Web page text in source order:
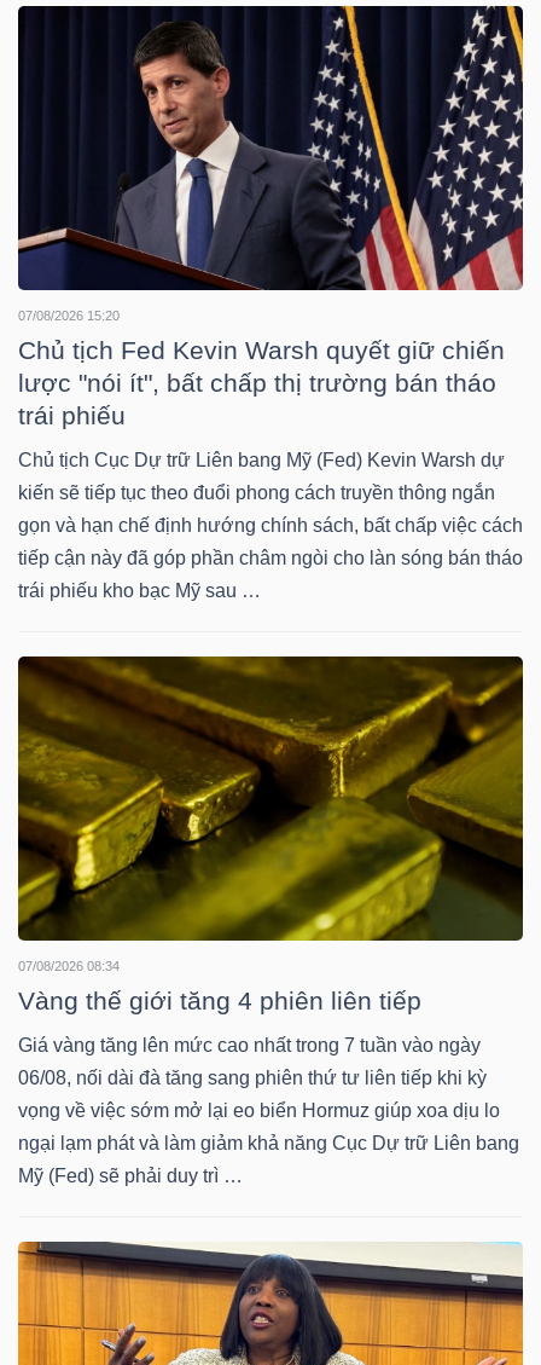
07/08/2026 15:20
Chủ tịch Fed Kevin Warsh quyết giữ chiến
lược "nói ít", bất chấp thị trường bán tháo
trái phiếu
Chủ tịch Cục Dự trữ Liên bang Mỹ (Fed) Kevin Warsh dự
kiến sẽ tiếp tục theo đuổi phong cách truyền thông ngắn
gọn và hạn chế định hướng chính sách, bất chấp việc cách
tiếp cận này đã góp phần châm ngòi cho làn sóng bán tháo
trái phiếu kho bạc Mỹ sau …
07/08/2026 08:34
Vàng thế giới tăng 4 phiên liên tiếp
Giá vàng tăng lên mức cao nhất trong 7 tuần vào ngày
06/08, nối dài đà tăng sang phiên thứ tư liên tiếp khi kỳ
vọng về việc sớm mở lại eo biển Hormuz giúp xoa dịu lo
ngại lạm phát và làm giảm khả năng Cục Dự trữ Liên bang
Mỹ (Fed) sẽ phải duy trì …
YẾU
THIẾT
CHĂM
SỨC
TÀI
CHÍNH
CÔNG
NGHỆ
THÔNG
TIN
DỊCH
VỤ
TRUYỀN
THÔNG
TIỆN